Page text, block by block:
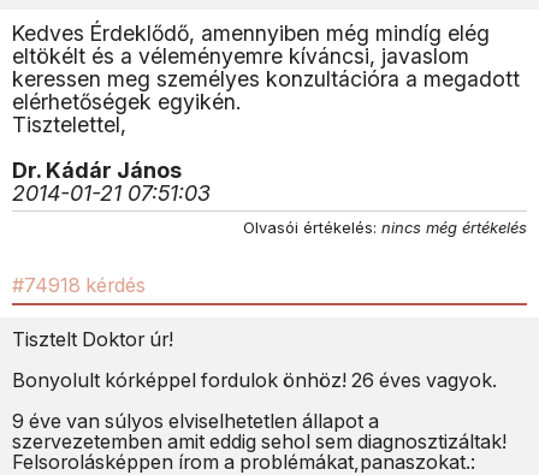
Kedves Érdeklődő, amennyiben még mindíg elég
eltökélt és a véleményemre kíváncsi, javaslom
keressen meg személyes konzultációra a megadott
elérhetőségek egyikén.
Tisztelettel,
Dr. Kádár János
2014-01-21 07:51:03
Olvasói értékelés: nincs még értékelés
#74918 kérdés
Tisztelt Doktor úr!
Bonyolult kórképpel fordulok önhöz! 26 éves vagyok.
9 éve van súlyos elviselhetetlen állapot a
szervezetemben amit eddig sehol sem diagnosztizáltak!
Felsorolásképpen írom a problémákat,panaszokat.: